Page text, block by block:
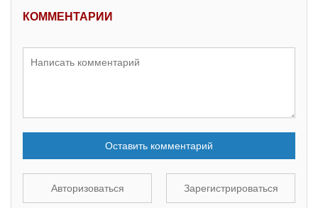
КОММЕНТАРИИ
Оставить комментарий
Авторизоваться Зарегистрироваться